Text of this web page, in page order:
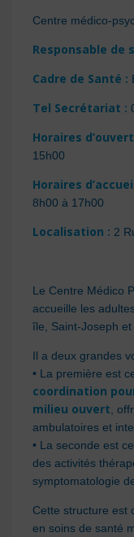
Centre médico-
Responsable de
Cadre de Santé :
Tel Secrétariat :
Horaires
15h00
Horaires
8h00 à 17h00
Localisation : 2
Le Centre Médico
accueille les
île, Saint-Joseph
Il a deux grandes
• La première est
coordination
milieu ouvert,
ambulatoires et
• La seconde est
des activités
symptomatologie
Cette structure est
en soins de santé